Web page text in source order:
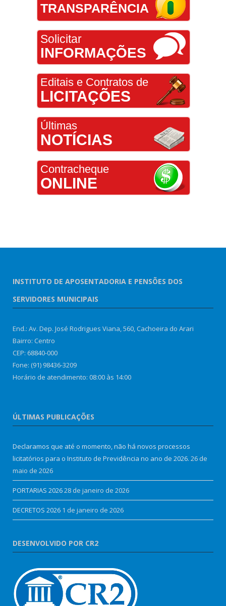
TRANSPARÊNCIA
Solicitar
INFORMAÇÕES
Editais e Contratos de
LICITAÇÕES
Últimas
NOTÍCIAS
Contracheque
ONLINE
INSTITUTO DE APOSENTADORIA E PENSÕES DOS
SERVIDORES MUNICIPAIS
End.: Av. Dep. José Rodrigues Viana, 560, Cachoeira do Arari
Bairro: Centro
CEP: 68840-000
Fone: (91) 98436-3209
Horário de atendimento: 08:00 às 14:00
ÚLTIMAS PUBLICAÇÕES
Declaramos que até o momento, não há novos processos
licitatórios para o Instituto de Previdência no ano de 2026. 26 de
maio de 2026
PORTARIAS 202628 de janeiro de 2026
DECRETOS 2026 1 de janeiro de 2026
DESENVOLVIDO POR CR2